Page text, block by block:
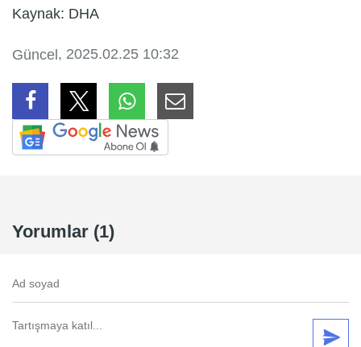
Kaynak: DHA
Güncel, 2025.02.25 10:32
Yorumlar (1)